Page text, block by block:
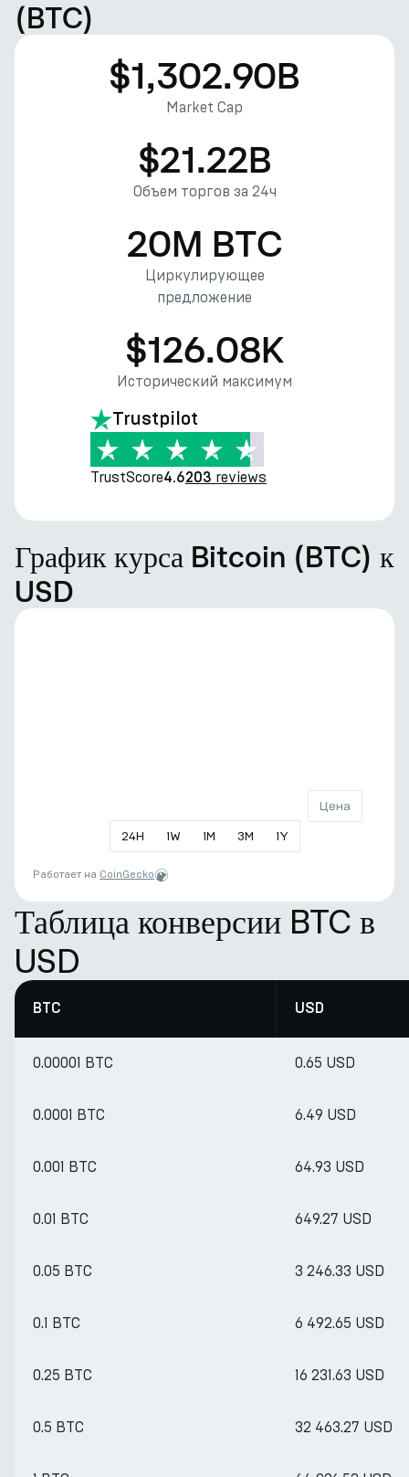
(BTC)
$1,302.90B
Market Cap
$21.22B
Объем торгов за 24ч
20M BTC
Циркулирующее
предложение
$126.08K
Исторический максимум
Trustpilot
TrustScore4.6203 reviews
График курса Bitcoin (BTC) к
USD
24H 1W 1M 3M 1Y
Цена
Работает на CoinGecko
Таблица конверсии BTC в
USD
BTC USD
0.00001 BTC 0.65 USD
0.0001 BTC 6.49 USD
0.001 BTC 64.93 USD
0.01 BTC 649.27 USD
0.05 BTC 3 246.33 USD
0.1 BTC 6 492.65 USD
0.25 BTC 16 231.63 USD
0.5 BTC 32 463.27 USD